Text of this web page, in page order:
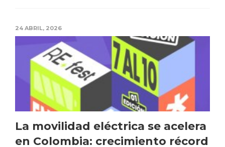
24 ABRIL, 2026
La movilidad eléctrica se acelera
en Colombia: crecimiento récord